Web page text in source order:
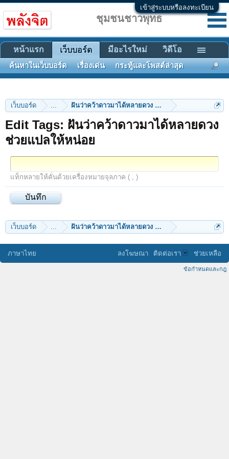
เข้าสู่ระบบหรือลงทะเบียน
เว็บบอร์ด ... ฝันว่าคว้าดาวมาได้หลายดวง ช่วยแปลให้หน่อย
Edit Tags: ฝันว่าคว้าดาวมาได้หลายดวง
ช่วยแปลให้หน่อย
แท็กหลายให้คั่นด้วยเครื่องหมายจุลภาค ( , )
เว็บบอร์ด ... ฝันว่าคว้าดาวมาได้หลายดวง ช่วยแปลให้หน่อย
ชุมชนชาวพุทธ
หน้าแรก เว็บบอร์ด
ค้นหาในเว็บบอร์ด เรื่องเด่น กระทู้และโพสต์ล่าสุด
มีอะไรใหม่ วิดีโอ
ภาษาไทย ลงโฆษณา ติดต่อเรา ช่วยเหลือ
ข้อกำหนดและกฎ